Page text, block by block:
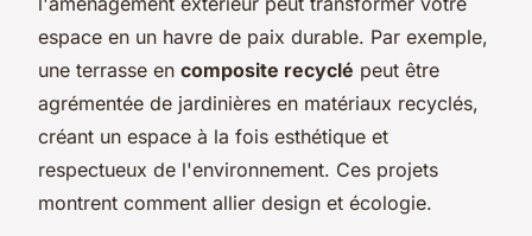
espace en un havre de paix durable. Par exemple,
une terrasse en composite recyclé peut être
agrémentée de jardinières en matériaux recyclés,
créant un espace à la fois esthétique et
respectueux de l'environnement. Ces projets
montrent comment allier design et écologie.